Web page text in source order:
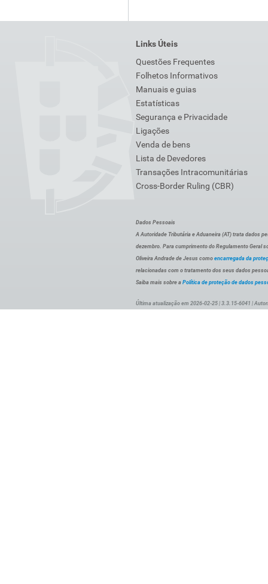
Links Úteis
Questões Frequentes
Folhetos Informativos
Manuais e guias
Estatísticas
Segurança e Privacidade
Ligações
Venda de bens
Lista de Devedores
Transações Intracomunitárias
Cross-Border Ruling (CBR)
Dados Pessoais
A Autoridade Tributária e Aduaneira (AT) trata dados
dezembro. Para cumprimento do Regulamento Geral
Oliveira Andrade de Jesus como encarregada da
relacionadas com o tratamento dos seus dados
Saiba mais sobre a Política de proteção de dados
Última atualização em 2026-02-25 | 3.3.15-6041 |